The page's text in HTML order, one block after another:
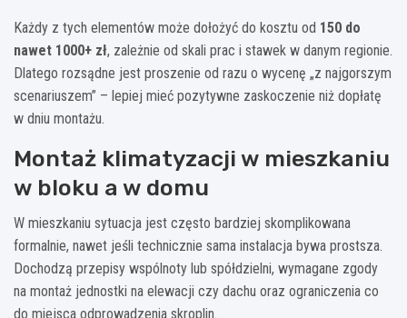
Każdy z tych elementów może dołożyć do kosztu od 150 do
nawet 1000+ zł, zależnie od skali prac i stawek w danym regionie.
Dlatego rozsądne jest proszenie od razu o wycenę „z najgorszym
scenariuszem” – lepiej mieć pozytywne zaskoczenie niż dopłatę
w dniu montażu.
Montaż klimatyzacji w mieszkaniu
w bloku a w domu
W mieszkaniu sytuacja jest często bardziej skomplikowana
formalnie, nawet jeśli technicznie sama instalacja bywa prostsza.
Dochodzą przepisy wspólnoty lub spółdzielni, wymagane zgody
na montaż jednostki na elewacji czy dachu oraz ograniczenia co
do miejsca odprowadzenia skroplin.